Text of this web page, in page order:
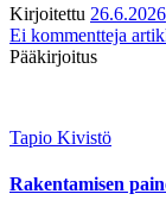
Kirjoitettu 26.6.2026
Ei kommentteja
Pääkirjoitus
Tapio Kivistö
Rakentamisen